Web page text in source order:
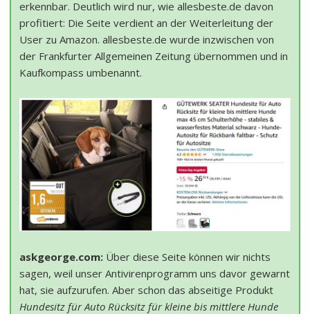
erkennbar. Deutlich wird nur, wie allesbeste.de davon
profitiert: Die Seite verdient an der Weiterleitung der
User zu Amazon. allesbeste.de wurde inzwischen von
der Frankfurter Allgemeinen Zeitung übernommen und in
Kaufkompass umbenannt.
askgeorge.com: Über diese Seite können wir nichts
sagen, weil unser Antivirenprogramm uns davor gewarnt
hat, sie aufzurufen. Aber schon das abseitige Produkt
Hundesitz für Auto Rücksitz für kleine bis mittlere Hunde